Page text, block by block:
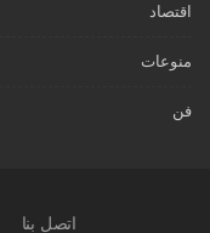
اقتصاد
منوعات
فن
اتصل بنا